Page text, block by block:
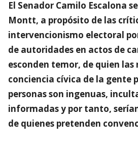
El Senador Camilo Escalona
Montt, a propósito de las
intervencionismo electoral
de autoridades en actos de
esconden temor, de quien las
conciencia cívica de la gente
personas son ingenuas,
informadas y por tanto,
de quienes pretenden